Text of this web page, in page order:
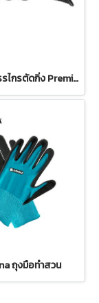
Gardena กรรไกรตัดกิ่ง PremiumCut Pro -สำหรับตัดกิ่งกว้างสูงสุด 24 มม. (12251-20)
ถุงมือทำสวน